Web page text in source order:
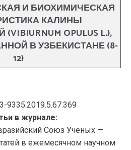
И БИОХИМИЧЕСКАЯ
КАЛИНЫ
OPULUS L.),
В УЗБЕКИСТАНЕ (8-
12)
9335.2019.5.67.369
в журнале:
Союз Ученых —
в ежемесячном научном